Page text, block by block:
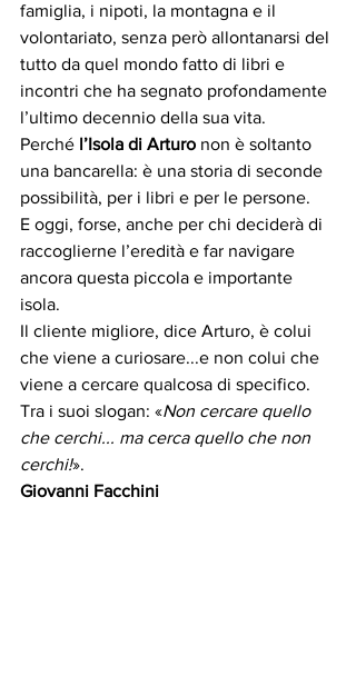
famiglia, i nipoti, la montagna e il
volontariato, senza però allontanarsi del
tutto da quel mondo fatto di libri e
incontri che ha segnato profondamente
l’ultimo decennio della sua vita.
Perché l’Isola di Arturo non è soltanto
una bancarella: è una storia di seconde
possibilità, per i libri e per le persone.
E oggi, forse, anche per chi deciderà di
raccoglierne l’eredità e far navigare
ancora questa piccola e importante
isola.
Il cliente migliore, dice Arturo, è colui
che viene a curiosare...e non colui che
viene a cercare qualcosa di specifico.
Tra i suoi slogan: «Non cercare quello
che cerchi... ma cerca quello che non
cerchi!».
Giovanni Facchini